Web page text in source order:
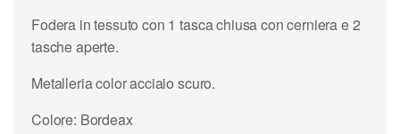
Fodera in tessuto con 1 tasca chiusa con cerniera e 2
tasche aperte.
Metalleria color acciaio scuro.
Colore: Bordeax